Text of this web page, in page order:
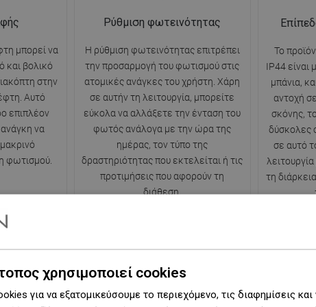
μπορεί να
και βολικό
στην
Αυτό
επιπλέον
να
φωτισμού.
Ρύθμιση φωτεινότητας
Η ρύθμιση φωτεινότητας επιτρέπει
την προσαρμογή του φωτισμού στις
ατομικές ανάγκες του χρήστη. Χάρη
σε αυτήν τη λειτουργία, μπορείτε
εύκολα να αλλάξετε την ένταση του
φωτός ανάλογα με την ώρα της
ημέρας, τον τύπο της
δραστηριότητας που εκτελείται ή τις
προτιμήσεις που αφορούν τη
διάθεση.
Το
IP44 είναι
μπάνια,
αντοχή
σκόνης,
δύσκολες
σε αυτό
τη
2 χρόνια εγγύηση
χρησιμοποιεί cookies
για να εξατομικεύσουμε το περιεχόμενο, τις διαφημίσεις